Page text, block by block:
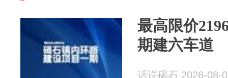
最高限价
期建六车道
话说碣石 2026-08-